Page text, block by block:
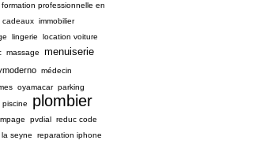
formation professionnelle en
cadeaux immobilier
lingerie
location voiture
massage menuiserie
médecin
oyamacar parking
piscine plombier
pvdial reduc code
seyne
reparation iphone